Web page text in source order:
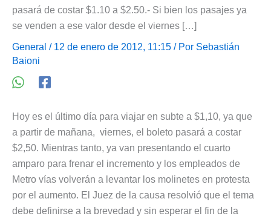
pasará de costar $1.10 a $2.50.- Si bien los pasajes ya
se venden a ese valor desde el viernes […]
General / 12 de enero de 2012, 11:15 / Por Sebastián
Baioni
Hoy es el último día para viajar en subte a $1,10, ya que
a partir de mañana, viernes, el boleto pasará a costar
$2,50. Mientras tanto, ya van presentando el cuarto
amparo para frenar el incremento y los empleados de
Metro vías volverán a levantar los molinetes en protesta
por el aumento. El Juez de la causa resolvió que el tema
debe definirse a la brevedad y sin esperar el fin de la